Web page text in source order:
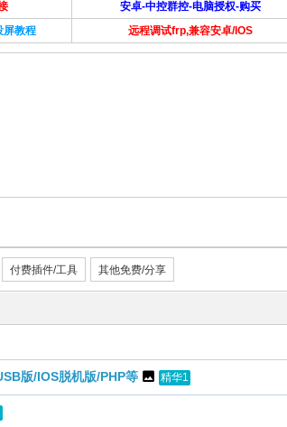
安卓-中控群控-电脑授权-购买
屏教程 远程调试frp,兼容安卓/IOS
付费插件/工具 其他免费/分享
版/IOS脱机版/PHP等 精华1